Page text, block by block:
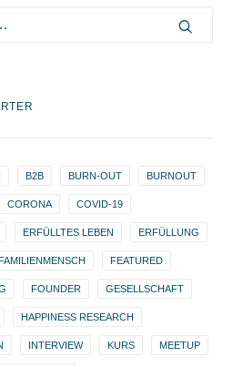
B2B BURN-OUT BURNOUT
CORONA COVID-19
ERFÜLLTES LEBEN ERFÜLLUNG
FEATURED
FOUNDER GESELLSCHAFT
HAPPINESS RESEARCH
INTERVIEW KURS MEETUP